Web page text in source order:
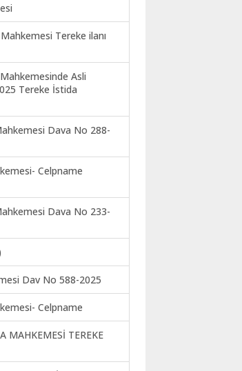
Tereke ilanı
Asli
Tereke İstida
Dava No 288-
Celpname
Dava No 233-
Dav No 588-2025
Celpname
MAHKEMESİ TEREKE